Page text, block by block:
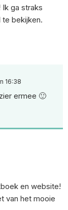
ga straks
bekijken.
16:38
ermee 🙂
en website!
van het mooie